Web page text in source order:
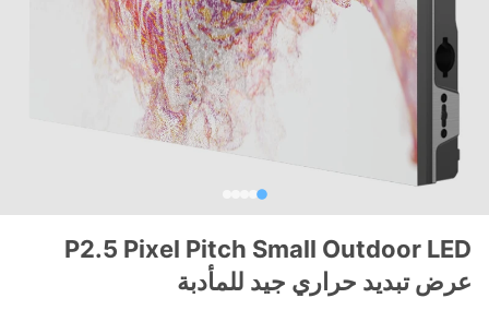
P2.5 Pixel Pitch Small Outdoor LED
عرض تبديد حراري جيد للمأدبة